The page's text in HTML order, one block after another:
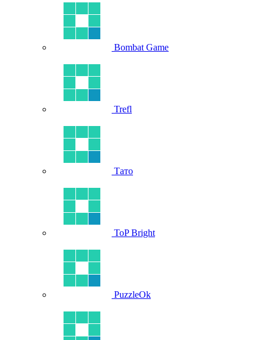
Bombat Game
Trefl
Тато
ToP Bright
PuzzleOk